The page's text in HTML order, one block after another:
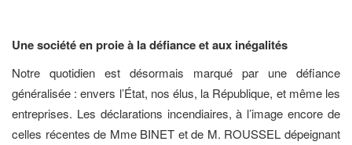
Une société en proie à la défiance et aux inégalités
Notre quotidien est désormais marqué par une défiance
généralisée : envers l’État, nos élus, la République, et même les
entreprises. Les déclarations incendiaires, à l’image encore de
celles récentes de Mme BINET et de M. ROUSSEL dépeignant